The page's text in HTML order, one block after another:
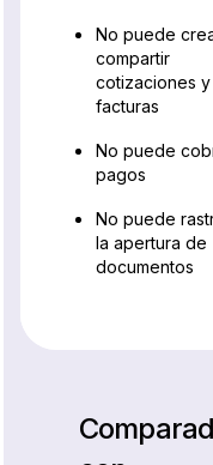
No puede
compartir
cotizaciones y
facturas
No puede
pagos
No puede
la apertura de
documentos